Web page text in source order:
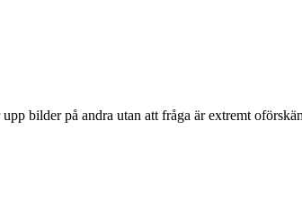
bilder på andra utan att fråga är extremt